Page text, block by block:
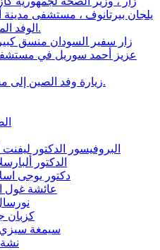
يلجان بيرتانوف ، مستشفى مدينة
الوفد المرافق له.
زار سفير السودان منسق كبير
عزيز أحمد سوريل في
زيارة وفد الصين إلى مستشفانا.
البروفيسور الدكتور
الدكتور
دكتور يوجى
عائشة غول
كزبان
سيمغة سيزي